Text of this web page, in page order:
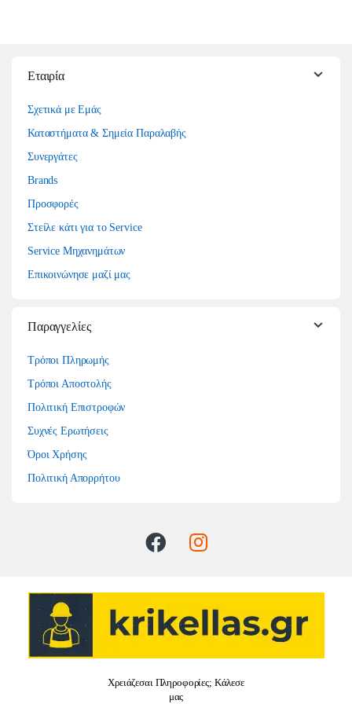
Εταιρία
Σχετικά με Εμάς
Καταστήματα & Σημεία Παραλαβής
Συνεργάτες
Brands
Προσφορές
Στείλε κάτι για το Service
Service Μηχανημάτων
Επικοινώνησε μαζί μας
Παραγγελίες
Τρόποι Πληρωμής
Τρόποι Αποστολής
Πολιτική Επιστροφών
Συχνές Ερωτήσεις
Όροι Χρήσης
Πολιτική Απορρήτου
Χρειάζεσαι Πληροφορίες; Κάλεσε
μας